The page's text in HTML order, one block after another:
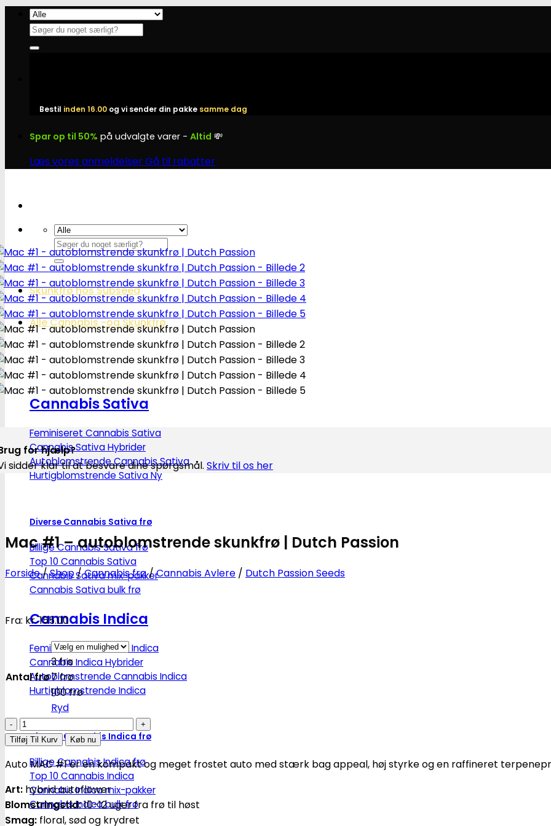
Fortsæt
indhold
Søg
efter:
Bestil inden 16.00 og vi sender din pakke samme dag
Spar op til 50% på udvalgte varer - Altid 💸
Læs vores anmeldelserGå til rabatter
Søg
efter:
Skunkfrø hos Subseed
Alle Cannabis -og Skunkfrø
Cannabis Sativa
Feminiseret Cannabis Sativa
Cannabis Sativa Hybrider
Autoblomstrende Cannabis Sativa
Hurtigblomstrende Sativa
Diverse Cannabis Sativa frø
Billige Cannabis Sativa frø
Top 10 Cannabis Sativa
Cannabis Sativa mix-pakker
Cannabis Sativa bulk frø
Cannabis Indica
Feminiseret Cannabis Indica
Cannabis Indica Hybrider
Autoblomstrende Cannabis Indica
Hurtigblomstrende Indica
Diverse Cannabis Indica frø
Billige Cannabis Indica frø
Top 10 Cannabis Indica
Cannabis Indica mix-pakker
Cannabis Indica bulk frø
for hjælp?
sidder klar til at besvare dine spørgsmål. Skriv til os her
Mac #1 – autoblomstrende skunkfrø | Dutch Passion
Forside/Shop/Cannabis frø/Cannabis Avlere / Dutch Passion Seeds
Fra: kr.155.00
Antal frø
3 frø
7 frø
100 frø
Ryd
Mac
#1
autoblomstrende
skunkfrø
|
Dutch
Tilføj Til Kurv Køb nu
Auto MAC #1 er en kompakt og meget frostet auto med stærk bag appeal, høj styrke og en raffineret
Art: hybrid autoflower
Blomstringstid:10-12 uger fra frø til høst
Smag: floral, sød og krydret